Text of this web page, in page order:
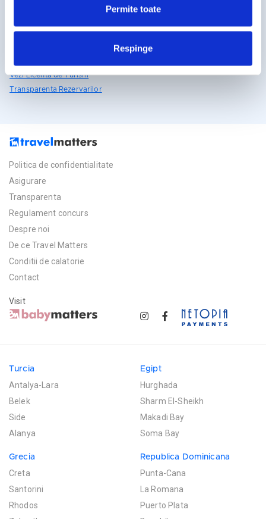
Permite toate
Respinge
Licente TravelMatters
Vezi Licenta de Turism
Transparenta Rezervarilor
Politica de confidentialitate
Asigurare
Transparenta
Regulament concurs
Despre noi
De ce Travel Matters
Conditii de calatorie
Contact
Visit
Turcia
Antalya-Lara
Belek
Side
Alanya
Egipt
Hurghada
Sharm El-Sheikh
Makadi Bay
Soma Bay
Grecia
Creta
Santorini
Rhodos
Republica Dominicana
Punta-Cana
La Romana
Puerto Plata